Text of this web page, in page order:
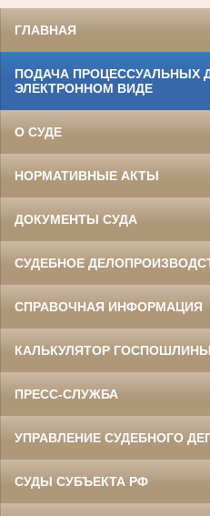
ГЛАВНАЯ
ПОДАЧА ПРОЦЕССУАЛЬНЫХ
ЭЛЕКТРОННОМ ВИДЕ
О СУДЕ
НОРМАТИВНЫЕ АКТЫ
ДОКУМЕНТЫ СУДА
СУДЕБНОЕ
СПРАВОЧНАЯ ИНФОРМАЦИЯ
КАЛЬКУЛЯТОР ГОСПОШЛИНЫ
ПРЕСС-СЛУЖБА
УПРАВЛЕНИЕ СУДЕБНОГО
СУДЫ СУБЪЕКТА РФ